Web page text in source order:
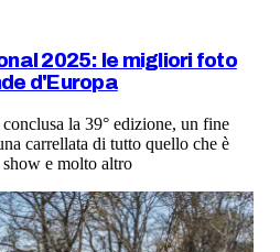
2025: le migliori foto
d'Europa
la 39° edizione, un fine
carrellata di tutto quello che è
show e molto altro